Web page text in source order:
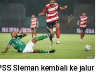
Sleman kembali ke jalur